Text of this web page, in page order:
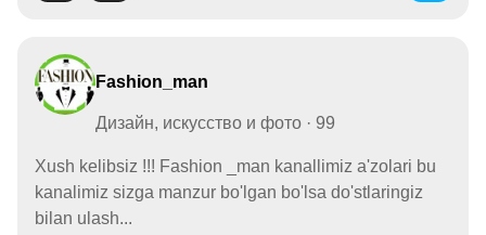
Fashion_man
Дизайн, искусство и фото · 99
Xush kelibsiz !!! Fashion _man kanallimiz a'zolari bu
kanalimiz sizga manzur bo'lgan bo'lsa do'stlaringiz
bilan ulash...